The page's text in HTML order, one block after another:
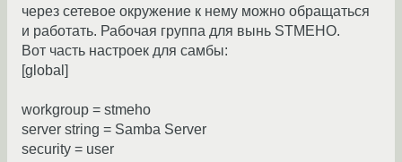
через сетевое окружение к нему можно обращаться
и работать. Рабочая группа для вынь STMEHO.
Вот часть настроек для самбы:
[global]
workgroup = stmeho
server string = Samba Server
security = user